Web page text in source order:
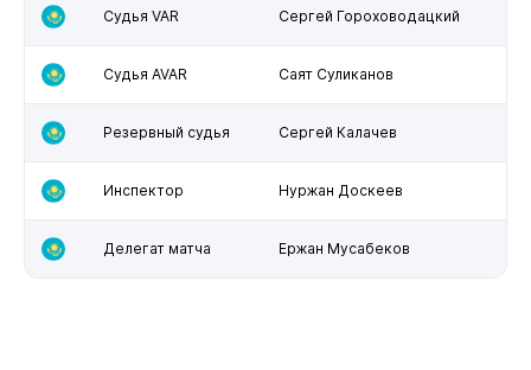
Судья VAR Сергей Гороховодацкий
Судья AVAR Саят Суликанов
Резервный судья Сергей Калачев
Инспектор Нуржан Доскеев
Делегат матча Ержан Мусабеков